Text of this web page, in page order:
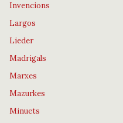
Invencions
Largos
Lieder
Madrigals
Marxes
Mazurkes
Minuets